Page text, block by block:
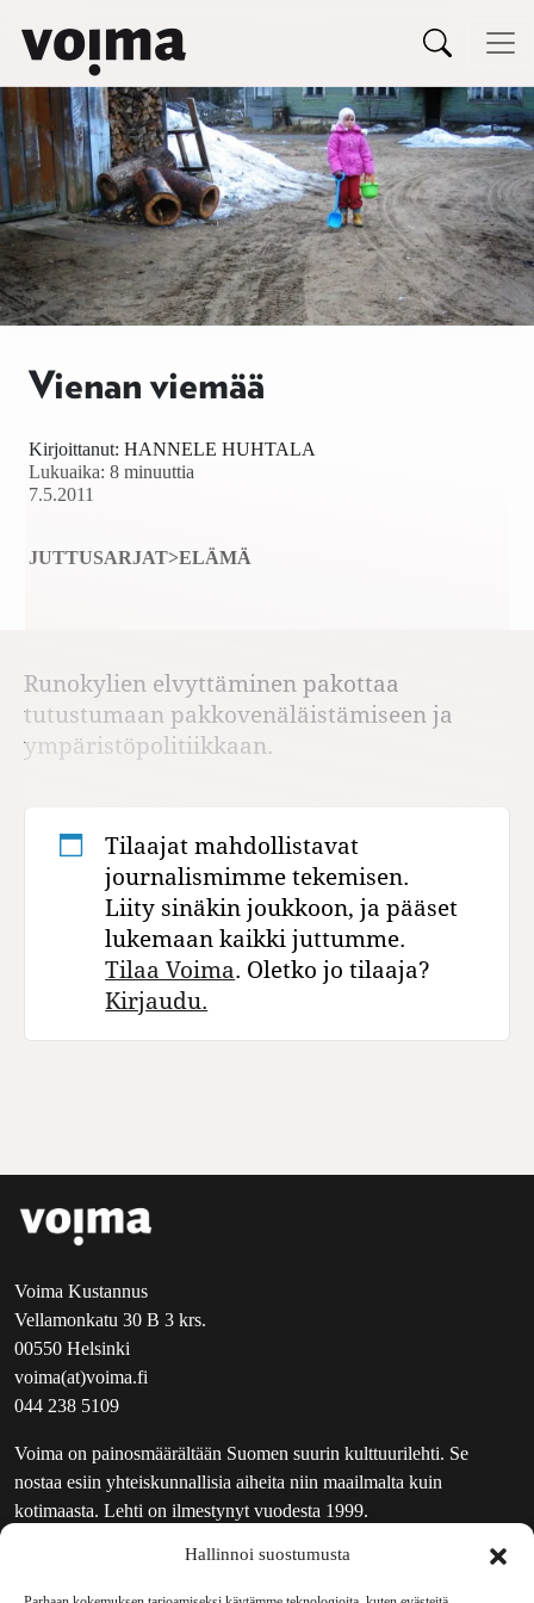
Hallinnoi suostumusta
Siirry sisältöön
Päävalikko
Vienan viemää
7.5.2011
Kirjoittanut: HANNELE HUHTALA
Lukuaika: 8 minuuttia
JUTTUSARJAT>ELÄMÄ
Runokylien elvyttäminen pakottaa
tutustumaan pakkovenäläistämiseen ja
ympäristöpolitiikkaan.
Tilaajat mahdollistavat
journalismimme tekemisen.
Liity sinäkin joukkoon, ja pääset
lukemaan kaikki juttumme.
Tilaa Voima. Oletko jo tilaaja?
Kirjaudu.
Voima Kustannus
Vellamonkatu 30 B 3 krs.
00550 Helsinki
voima(at)voima.fi
044 238 5109
Voima on painosmäärältään Suomen suurin kulttuurilehti. Se
nostaa esiin yhteiskunnallisia aiheita niin maailmalta kuin
kotimaasta. Lehti on ilmestynyt vuodesta 1999.
UUTISKIRJE